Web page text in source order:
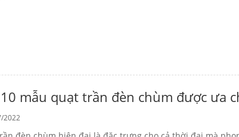
mẫu quạt trần đèn chùm được ưa
2022